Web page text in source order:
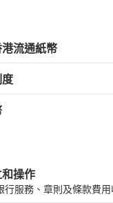
流通紙幣
度
操作
行服務、章則及條款費用